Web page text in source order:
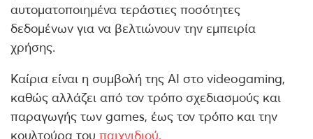
αυτοματοποιημένα τεράστιες ποσότητες
δεδομένων για να βελτιώνουν την εμπειρία
χρήσης.
Καίρια είναι η συμβολή της ΑΙ στο videogaming,
καθώς αλλάζει από τον τρόπο σχεδιασμούς και
παραγωγής των games, έως τον τρόπο και την
κουλτούρα του παιχνιδιού.